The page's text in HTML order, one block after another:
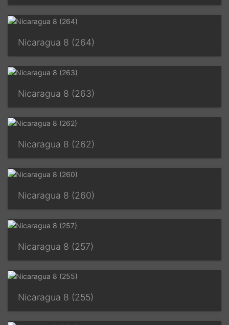
Nicaragua 8 (264)
Nicaragua 8 (263)
Nicaragua 8 (262)
Nicaragua 8 (260)
Nicaragua 8 (257)
Nicaragua 8 (255)